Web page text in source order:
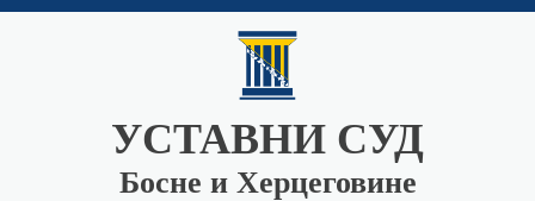
УСТАВНИ СУД
Босне и Херцеговине